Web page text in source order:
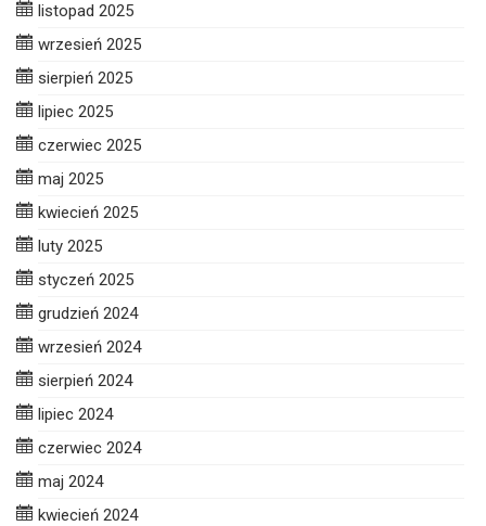
listopad 2025
wrzesień 2025
sierpień 2025
lipiec 2025
czerwiec 2025
maj 2025
kwiecień 2025
luty 2025
styczeń 2025
grudzień 2024
wrzesień 2024
sierpień 2024
lipiec 2024
czerwiec 2024
maj 2024
kwiecień 2024